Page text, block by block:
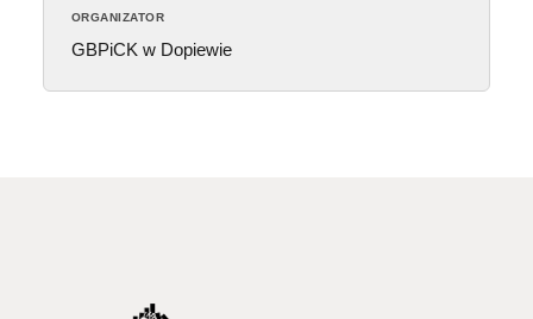
ORGANIZATOR
GBPiCK w Dopiewie